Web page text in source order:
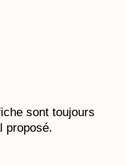
sont toujours
proposé.